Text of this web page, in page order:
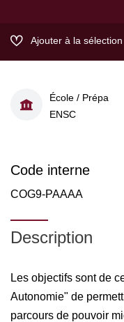
Ajouter à la sélection
École / Prépa
ENSC
Code interne
COG9-PAAAA
Description
Les objectifs sont de
Autonomie" de
parcours de pouvoir